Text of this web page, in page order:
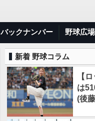
バックナンバー 野球広場
新着 野球コラム
【
は
(後
モ